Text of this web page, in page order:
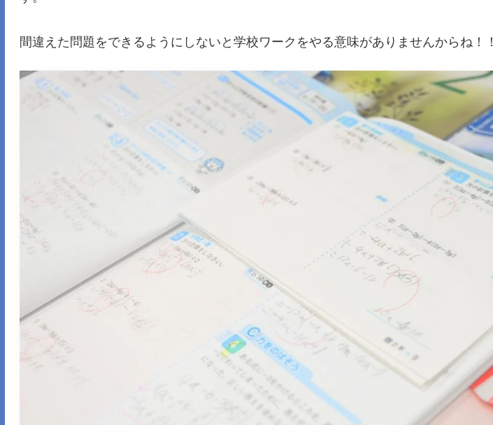
間違えた問題をできるようにしないと学校ワークをやる意味がありませんからね！！